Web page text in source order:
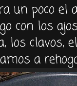
un poco el
con los
losclavos,
a